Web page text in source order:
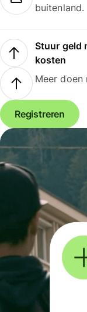
buitenland.
Stuur geld
kosten
Meer doen
Registreren